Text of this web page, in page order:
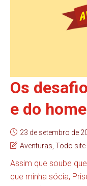
Os
e do
23 de setembro de
Aventuras Todo site
Assim que soube
que minha sócia,